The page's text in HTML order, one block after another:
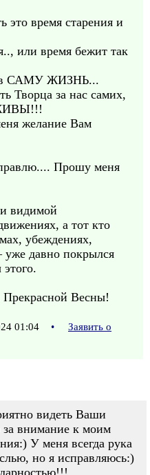
это время старения и
или время бежит так
в САМУ ЖИЗНЬ...
Творца за нас самих,
желание Вам
Прошу меня
видимой
а тот кто
убеждениях,
уже давно покрылся
Весны!
01:04 •
Заявить о
видеть Ваши
внимание к моим
У меня всегда рука
но я исправляюсь:)